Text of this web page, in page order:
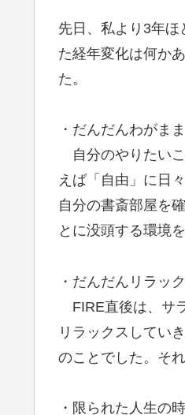
先日、私より3年
た経年変化は何か
た。
・だんだんわがま
自分のやりたい
えば「自由」に日
自分の書斎部屋を
とに没頭する環境
・だんだんリラッ
FIRE直後は、サ
リラックスしてい
のことでした。そ
・限られた人生の